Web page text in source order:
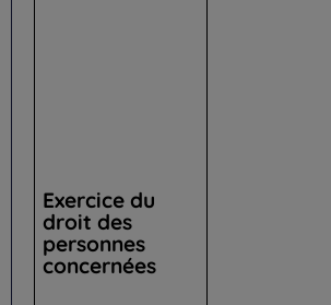
Exercice du
droit des
personnes
concernées